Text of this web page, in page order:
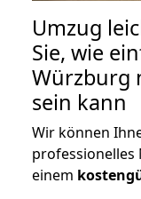
Umzug
Sie, wie
Würzburg
sein kann
Wir können
professionelles
einem